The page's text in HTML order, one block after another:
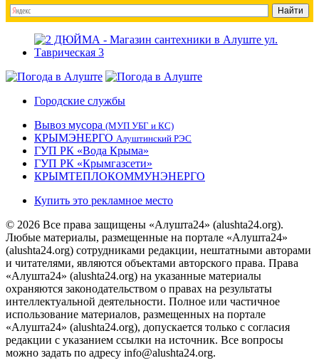
Городские службы
Вывоз мусора (МУП УБГ и КС)
КРЫМЭНЕРГО Алуштинский РЭС
ГУП РК «Вода Крыма»
ГУП РК «Крымгазсети»
КРЫМТЕПЛОКОММУНЭНЕРГО
Купить это рекламное место
© 2026 Все права защищены «Алушта24» (alushta24.org).
Любые материалы, размещенные на портале «Алушта24»
(alushta24.org) сотрудниками редакции, нештатными авторами
и читателями, являются объектами авторского права. Права
«Алушта24» (alushta24.org) на указанные материалы
охраняются законодательством о правах на результаты
интеллектуальной деятельности. Полное или частичное
использование материалов, размещенных на портале
«Алушта24» (alushta24.org), допускается только с согласия
редакции с указанием ссылки на источник. Все вопросы
можно задать по адресу info@alushta24.org.